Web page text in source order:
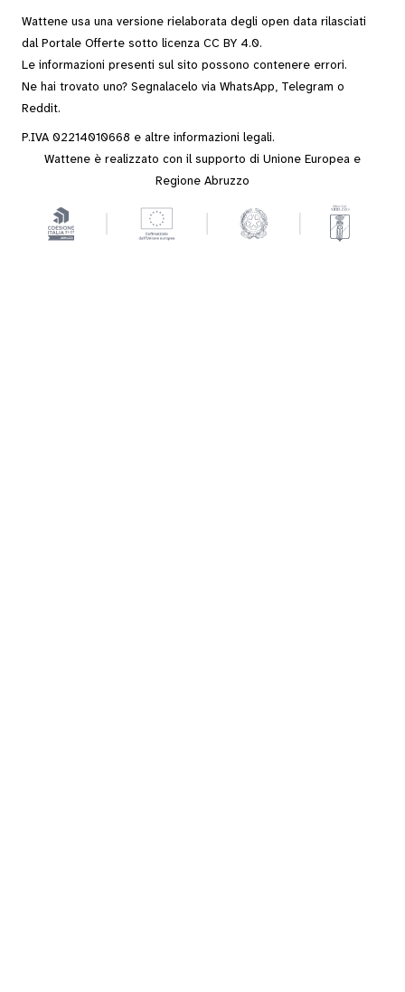
Wattene usa una versione rielaborata degli open data rilasciati
dal Portale Offerte sotto licenza CC BY 4.0.
Le informazioni presenti sul sito possono contenere errori.
Ne hai trovato uno? Segnalacelo via WhatsApp, Telegram o
Reddit.
P.IVA 02214010668 e altre informazioni legali.
Wattene è realizzato con il supporto di Unione Europea e
Regione Abruzzo